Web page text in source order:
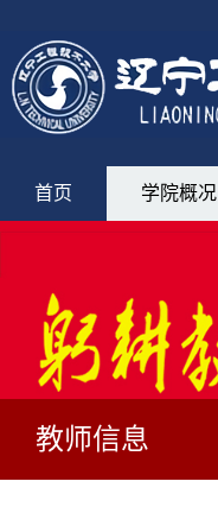
首页 学院概况
教师信息